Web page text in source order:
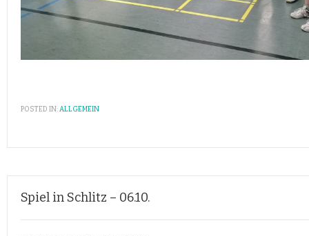
POSTED IN:ALLGEMEIN
Spiel in Schlitz – 06.10.